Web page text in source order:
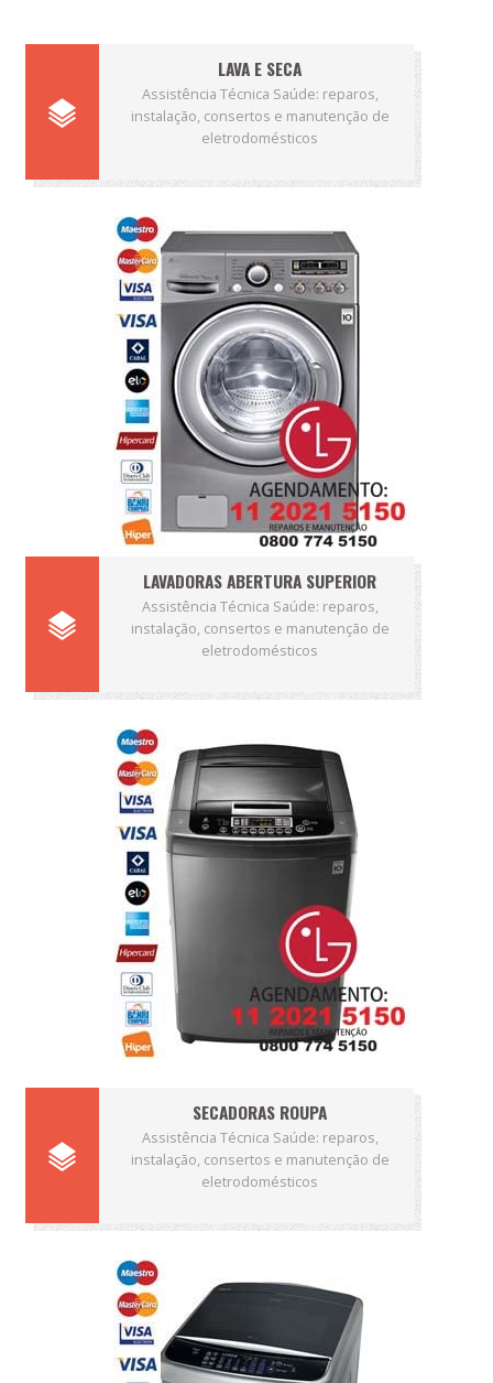
LAVA E SECA
Assistência Técnica Saúde: reparos,
instalação, consertos e manutenção de
eletrodomésticos
LAVADORAS ABERTURA SUPERIOR
Assistência Técnica Saúde: reparos,
instalação, consertos e manutenção de
eletrodomésticos
SECADORAS ROUPA
Assistência Técnica Saúde: reparos,
instalação, consertos e manutenção de
eletrodomésticos